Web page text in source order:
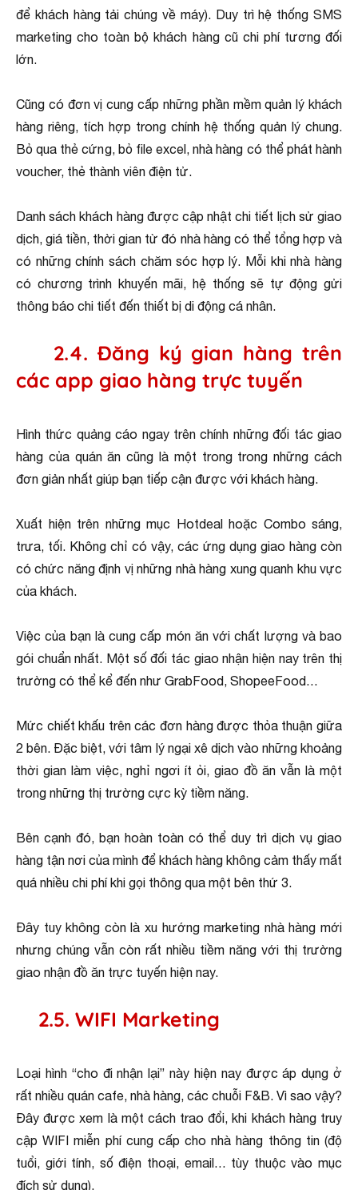
để khách hàng tải chúng về máy). Duy trì hệ thống SMS
marketing cho toàn bộ khách hàng cũ chi phí tương đối
lớn.
Cũng có đơn vị cung cấp những phần mềm quản lý khách
hàng riêng, tích hợp trong chính hệ thống quản lý chung.
Bỏ qua thẻ cứng, bỏ file excel, nhà hàng có thể phát hành
voucher, thẻ thành viên điện tử.
Danh sách khách hàng được cập nhật chi tiết lịch sử giao
dịch, giá tiền, thời gian từ đó nhà hàng có thể tổng hợp và
có những chính sách chăm sóc hợp lý. Mỗi khi nhà hàng
có chương trình khuyến mãi, hệ thống sẽ tự động gửi
thông báo chi tiết đến thiết bị di động cá nhân.
2.4. Đăng ký gian hàng trên
các app giao hàng trực tuyến
Hình thức quảng cáo ngay trên chính những đối tác giao
hàng của quán ăn cũng là một trong trong những cách
đơn giản nhất giúp bạn tiếp cận được với khách hàng.
Xuất hiện trên những mục Hotdeal hoặc Combo sáng,
trưa, tối. Không chỉ có vậy, các ứng dụng giao hàng còn
có chức năng định vị những nhà hàng xung quanh khu vực
của khách.
Việc của bạn là cung cấp món ăn với chất lượng và bao
gói chuẩn nhất. Một số đối tác giao nhận hiện nay trên thị
trường có thể kể đến như GrabFood, ShopeeFood…
Mức chiết khấu trên các đơn hàng được thỏa thuận giữa
2 bên. Đặc biệt, với tâm lý ngại xê dịch vào những khoảng
thời gian làm việc, nghỉ ngơi ít ỏi, giao đồ ăn vẫn là một
trong những thị trường cực kỳ tiềm năng.
Bên cạnh đó, bạn hoàn toàn có thể duy trì dịch vụ giao
hàng tận nơi của mình để khách hàng không cảm thấy mất
quá nhiều chi phí khi gọi thông qua một bên thứ 3.
Đây tuy không còn là xu hướng marketing nhà hàng mới
nhưng chúng vẫn còn rất nhiều tiềm năng với thị trường
giao nhận đồ ăn trực tuyến hiện nay.
2.5. WIFI Marketing
Loại hình “cho đi nhận lại” này hiện nay được áp dụng ở
rất nhiều quán cafe, nhà hàng, các chuỗi F&B. Vì sao vậy?
Đây được xem là một cách trao đổi, khi khách hàng truy
cập WIFI miễn phí cung cấp cho nhà hàng thông tin (độ
tuổi, giới tính, số điện thoại, email… tùy thuộc vào mục
đích sử dụng).